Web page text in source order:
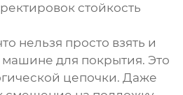
стойкость
нельзя просто взять и
машине для покрытия. Это
цепочки. Даже